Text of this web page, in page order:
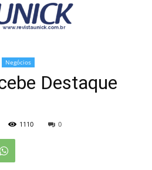
Negócios
Destaque
1110 0